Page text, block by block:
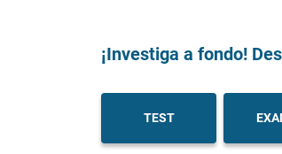
¡Investiga a fondo!
TEST